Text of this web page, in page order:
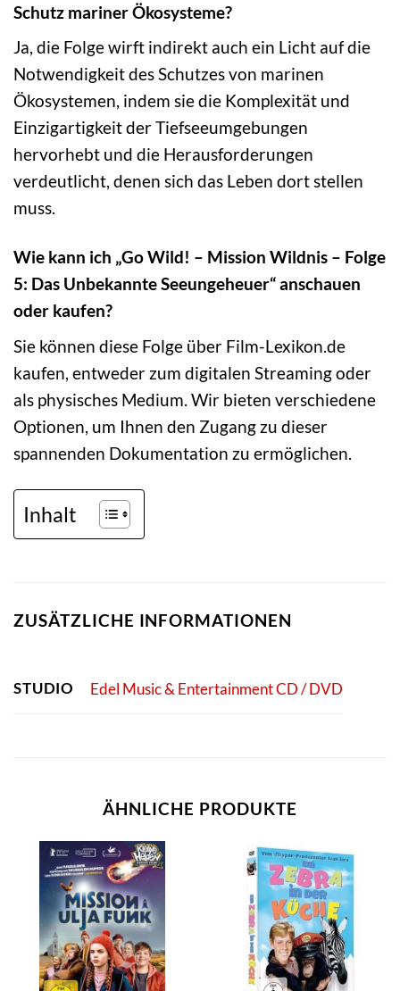
Schutz mariner Ökosysteme?
Ja, die Folge wirft indirekt auch ein Licht auf die
Notwendigkeit des Schutzes von marinen
Ökosystemen, indem sie die Komplexität und
Einzigartigkeit der Tiefseeumgebungen
hervorhebt und die Herausforderungen
verdeutlicht, denen sich das Leben dort stellen
muss.
Wie kann ich „Go Wild! – Mission Wildnis – Folge
5: Das Unbekannte Seeungeheuer“ anschauen
oder kaufen?
Sie können diese Folge über Film-Lexikon.de
kaufen, entweder zum digitalen Streaming oder
als physisches Medium. Wir bieten verschiedene
Optionen, um Ihnen den Zugang zu dieser
spannenden Dokumentation zu ermöglichen.
Inhalt
ZUSÄTZLICHE INFORMATIONEN
STUDIO Edel Music & Entertainment CD / DVD
ÄHNLICHE PRODUKTE